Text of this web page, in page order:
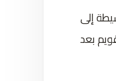
إلى
بعد